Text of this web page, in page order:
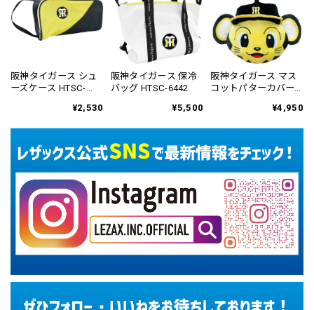
阪神タイガース シュ
ーズケース HTSC-
¥2,530
阪神タイガース 保冷
バッグ HTSC-6442
¥5,500
阪神タイガース マス
コットパターカバー
¥4,950